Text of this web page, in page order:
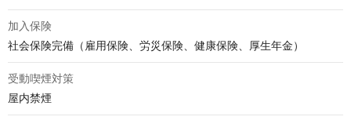
加入保険
社会保険完備（雇用保険、労災保険、健康保険、厚生年金）
受動喫煙対策
屋内禁煙